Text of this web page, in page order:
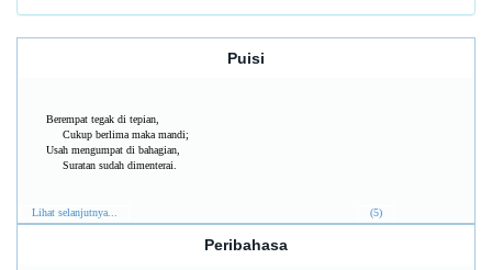
Puisi
Berempat tegak di tepian,
Cukup berlima maka mandi;
Usah mengumpat di bahagian,
Suratan sudah dimenterai.
Lihat selanjutnya... (5)
Peribahasa